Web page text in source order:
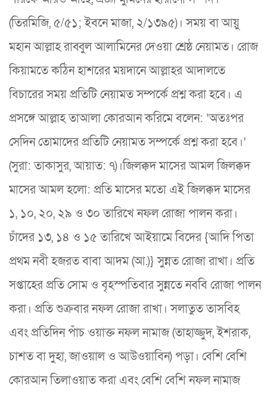
(তিরমিজি, ৫/৫১; ইবনে মাজা, ২/১৩৯৫)। সময় বা আয়ু
মহান আল্লাহ রাব্বুল আলামিনের দেওয়া শ্রেষ্ঠ নেয়ামত। রোজ
কিয়ামতে কঠিন হাশরের ময়দানে আল্লাহর আদালতে
বিচারের সময় প্রতিটি নেয়ামত সম্পর্কে প্রশ্ন করা হবে। এ
প্রসঙ্গে আল্লাহ তাআলা কোরআন করিমে বলেন: ‘অতঃপর
সেদিন তোমাদের প্রতিটি নেয়ামত সম্পর্কে প্রশ্ন করা হবে।’
(সুরা: তাকাসুর, আয়াত: ৭)।জিলক্কদ মাসের আমল জিলক্কদ
মাসের আমল হলো: প্রতি মাসের মতো এই জিলক্কদ মাসের
১, ১০, ২০, ২৯ ও ৩০ তারিখে নফল রোজা পালন করা।
চাঁদের ১৩, ১৪ ও ১৫ তারিখে আইয়ামে বিদের {আদি পিতা
প্রথম নবী হজরত বাবা আদম (আ.)} সুন্নত রোজা রাখা। প্রতি
সপ্তাহের প্রতি সোম ও বৃহস্পতিবার সুন্নতে নববি রোজা পালন
করা। প্রতি শুক্রবার নফল রোজা রাখা। সলাতুত তাসবিহ
এবং প্রতিদিন পাঁচ ওয়াক্ত নফল নামাজ (তাহাজ্জুদ, ইশরাক,
চাশত বা দুহা, জাওয়াল ও আউওয়াবিন) পড়া। বেশি বেশি
কোরআন তিলাওয়াত করা এবং বেশি বেশি নফল নামাজ